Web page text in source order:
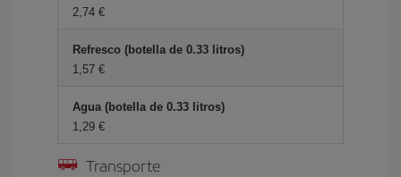
2,74 €
Refresco (botella de 0.33 litros)
1,57 €
Agua (botella de 0.33 litros)
1,29 €
Transporte